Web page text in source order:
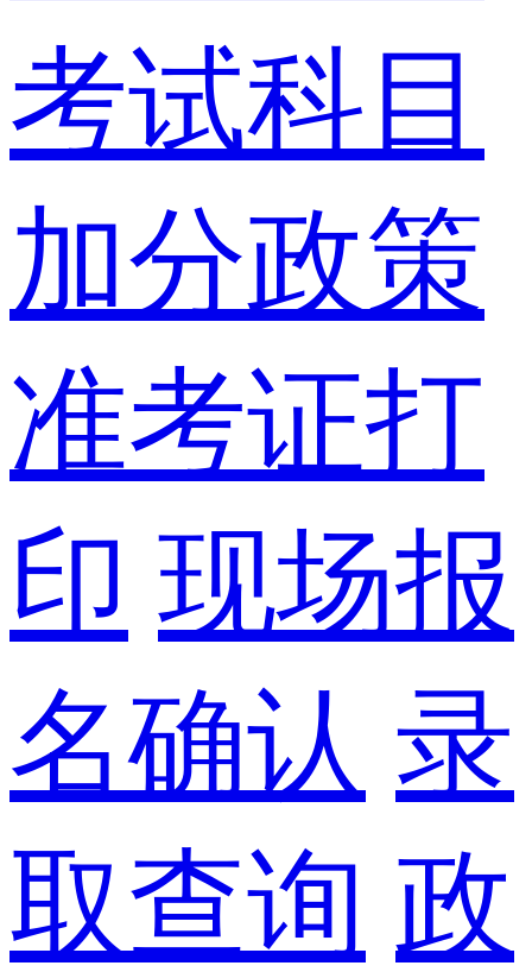
考试科目
加分政策
准考证打
印 现场报
名确认 录
取查询 政